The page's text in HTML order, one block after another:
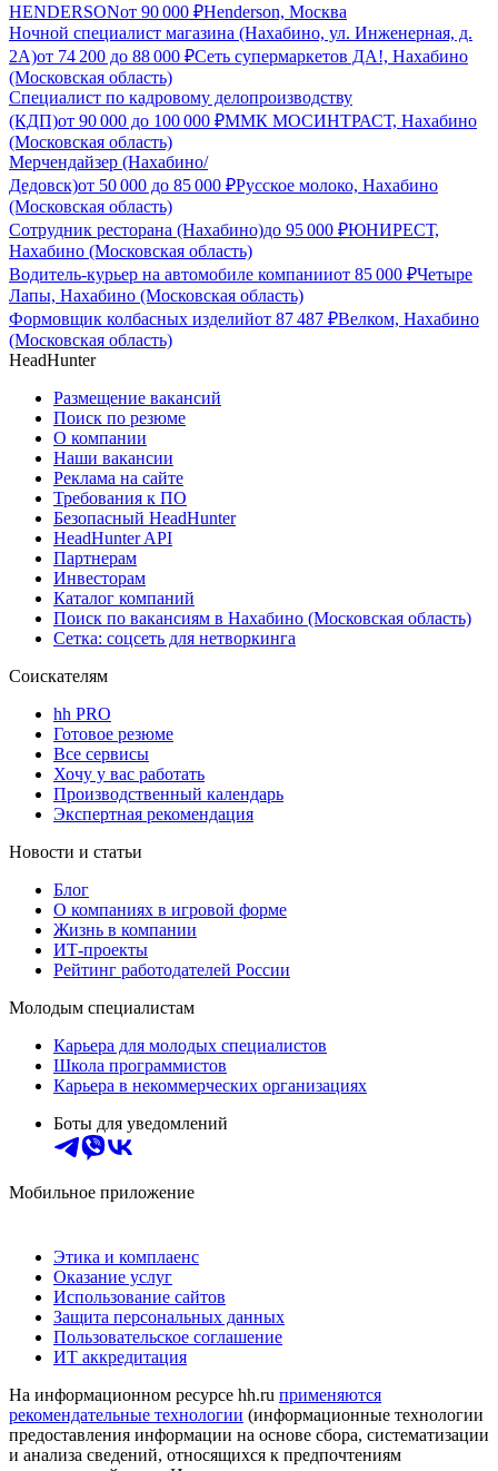
HENDERSONот 90 000 ₽Henderson, Москва
Ночной специалист магазина (Нахабино, ул. Инженерная, д.
2А)от 74 200 до 88 000 ₽Сеть супермаркетов ДА!, Нахабино
(Московская область)
Специалист по кадровому делопроизводству
(КДП)от 90 000 до 100 000 ₽ММК МОСИНТРАСТ, Нахабино
(Московская область)
Мерчендайзер (Нахабино/
Дедовск)от 50 000 до 85 000 ₽Русское молоко, Нахабино
(Московская область)
Сотрудник ресторана (Нахабино)до 95 000 ₽ЮНИРЕСТ,
Нахабино (Московская область)
Водитель-курьер на автомобиле компанииот 85 000 ₽Четыре
Лапы, Нахабино (Московская область)
Формовщик колбасных изделийот 87 487 ₽Велком, Нахабино
(Московская область)
HeadHunter
Размещение вакансий
Поиск по резюме
О компании
Наши вакансии
Реклама на сайте
Требования к ПО
Безопасный HeadHunter
HeadHunter API
Партнерам
Инвесторам
Каталог компаний
Поиск по вакансиям в Нахабино (Московская область)
Сетка: соцсеть для нетворкинга
Соискателям
hh PRO
Готовое резюме
Все сервисы
Хочу у вас работать
Производственный календарь
Экспертная рекомендация
Новости и статьи
Блог
О компаниях в игровой форме
Жизнь в компании
ИТ-проекты
Рейтинг работодателей России
Молодым специалистам
Карьера для молодых специалистов
Школа программистов
Карьера в некоммерческих организациях
Боты для уведомлений
Мобильное приложение
Этика и комплаенс
Оказание услуг
Использование сайтов
Защита персональных данных
Пользовательское соглашение
ИТ аккредитация
На информационном ресурсе hh.ru применяются
рекомендательные технологии (информационные технологии
предоставления информации на основе сбора, систематизации
и анализа сведений, относящихся к предпочтениям